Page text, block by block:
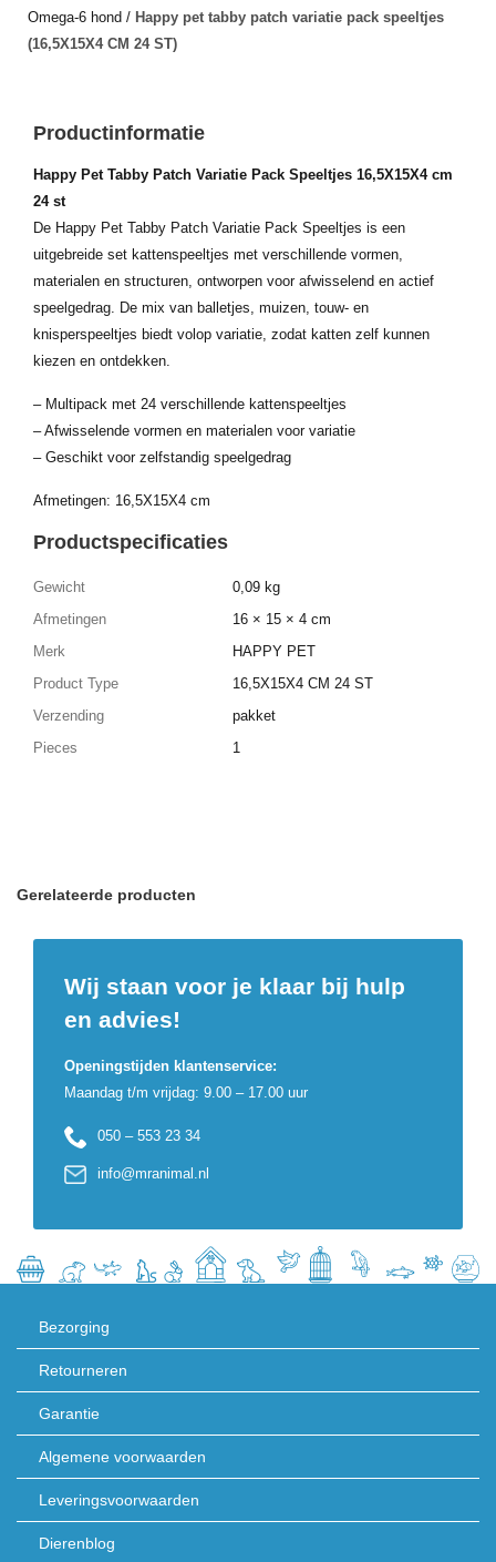
Omega-6 hond / Happy pet tabby patch variatie pack speeltjes
(16,5X15X4 CM 24 ST)
Productinformatie
Happy Pet Tabby Patch Variatie Pack Speeltjes 16,5X15X4 cm
24 st
De Happy Pet Tabby Patch Variatie Pack Speeltjes is een
uitgebreide set kattenspeeltjes met verschillende vormen,
materialen en structuren, ontworpen voor afwisselend en actief
speelgedrag. De mix van balletjes, muizen, touw- en
knisperspeeltjes biedt volop variatie, zodat katten zelf kunnen
kiezen en ontdekken.
– Multipack met 24 verschillende kattenspeeltjes
– Afwisselende vormen en materialen voor variatie
– Geschikt voor zelfstandig speelgedrag
Afmetingen: 16,5X15X4 cm
Productspecificaties
Gewicht
0,09 kg
Afmetingen
16 × 15 × 4 cm
Merk
HAPPY PET
Product Type
16,5X15X4 CM 24 ST
Verzending
pakket
Pieces
1
Gerelateerde producten
Wij staan voor je klaar bij hulp
en advies!
Openingstijden klantenservice:
Maandag t/m vrijdag: 9.00 – 17.00 uur
050 – 553 23 34
info@mranimal.nl
Bezorging
Retourneren
Garantie
Algemene voorwaarden
Leveringsvoorwaarden
Dierenblog